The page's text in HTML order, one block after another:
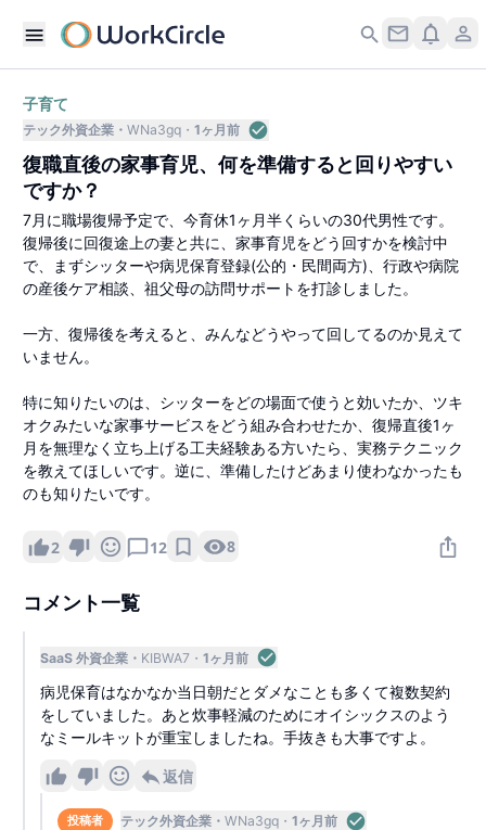
子育て
テック外資企業 WNa3gq 1ヶ月前
復職直後の家事育児、何を準備すると回りやすい
ですか？
7月に職場復帰予定で、今育休1ヶ月半くらいの30代男性です。
復帰後に回復途上の妻と共に、家事育児をどう回すかを検討中
で、まずシッターや病児保育登録(公的・民間両方)、行政や病院
の産後ケア相談、祖父母の訪問サポートを打診しました。
一方、復帰後を考えると、みんなどうやって回してるのか見えて
いません。
特に知りたいのは、シッターをどの場面で使うと効いたか、ツキ
オクみたいな家事サービスをどう組み合わせたか、復帰直後1ヶ
月を無理なく立ち上げる工夫経験ある方いたら、実務テクニック
を教えてほしいです。逆に、準備したけどあまり使わなかったも
のも知りたいです。
2 12 8
コメント一覧
SaaS 外資企業 KIBWA7 1ヶ月前
病児保育はなかなか当日朝だとダメなことも多くて複数契約
をしていました。あと炊事軽減のためにオイシックスのよう
なミールキットが重宝しましたね。手抜きも大事ですよ。
返信
投稿者 テック外資企業 WNa3gq 1ヶ月前